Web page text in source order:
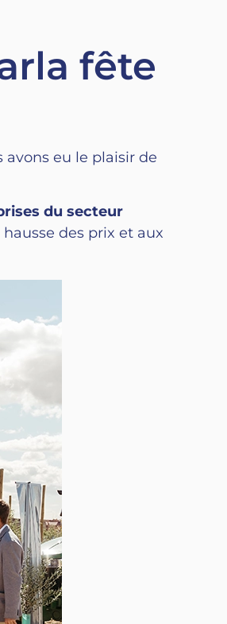
fête
avons eu le plaisir de
du secteur
des prix et aux